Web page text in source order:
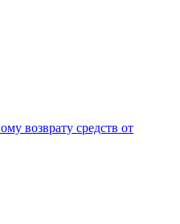
возврату средств от